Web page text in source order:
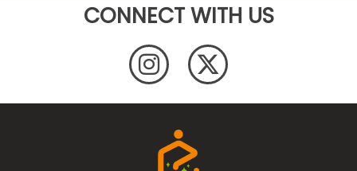
CONNECT WITH US